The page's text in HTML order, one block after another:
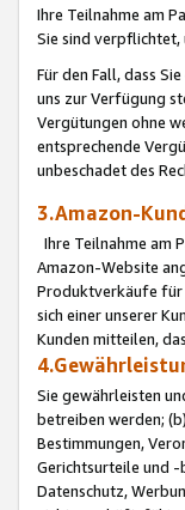
Ihre Teilnahme am
Sie sind verpflichtet,
Für den Fall, dass
uns zur Verfügung
Vergütungen ohne
entsprechende
unbeschadet des
3.Amazon-
Ihre Teilnahme am
Amazon-Website
Produktverkäufe für
sich einer unserer
Kunden mitteilen,
Sie gewährleisten
betreiben werden;
Bestimmungen,
Gerichtsurteile und -
Datenschutz,